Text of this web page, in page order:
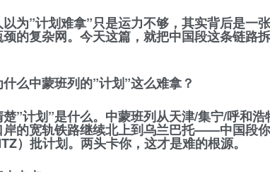
为”计划难拿”只是运力不够，其实背后是一
的复杂网。今天这篇，就把中国段这条链路
么中蒙班列的”计划”这么难拿？
”计划”是什么。中蒙班列从天津/集宁/呼和
岸的宽轨铁路继续北上到乌兰巴托——中国段
）批计划。两头卡你，这才是难的根源。